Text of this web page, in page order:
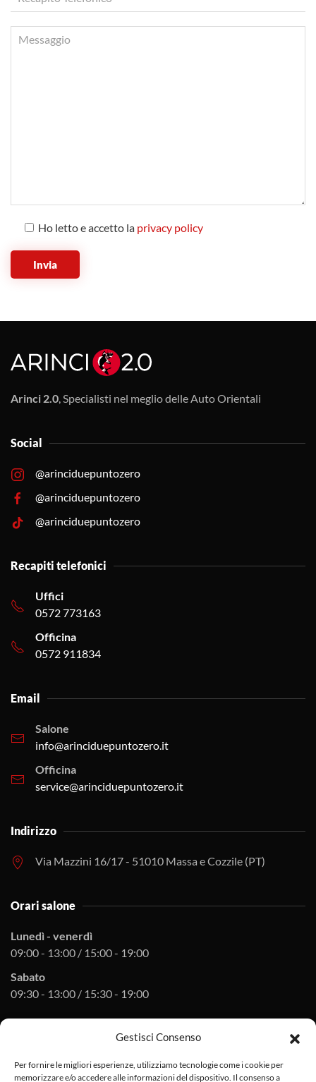
Gestisci Consenso
Per fornire le migliori esperienze, utilizziamo tecnologie come i cookie per
memorizzare e/o accedere alle informazioni del dispositivo. Il consenso a
Ho letto e accetto la privacy policy
Arinci 2.0, Specialisti nel meglio delle Auto Orientali
Social
@arinciduepuntozero
@arinciduepuntozero
@arinciduepuntozero
Recapiti telefonici
Uffici
0572 773163
Officina
0572 911834
Email
Salone
info@arinciduepuntozero.it
Officina
service@arinciduepuntozero.it
Indirizzo
Via Mazzini 16/17 - 51010 Massa e Cozzile (PT)
Orari salone
Lunedì - venerdì
09:00 - 13:00 / 15:00 - 19:00
Sabato
09:30 - 13:00 / 15:30 - 19:00
Lunedì - venerdì